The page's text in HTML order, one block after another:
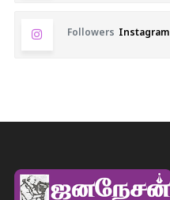
Followers Instagram